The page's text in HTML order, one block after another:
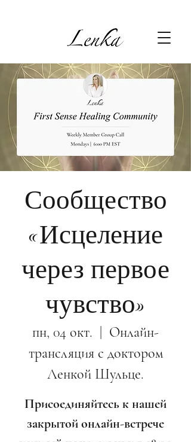
Сообщество
«Исцеление
через первое
чувство»
пн, 04 окт.
Онлайн-
трансляция с доктором
Ленкой Шульце.
Присоединяйтесь к нашей
закрытой онлайн-встрече